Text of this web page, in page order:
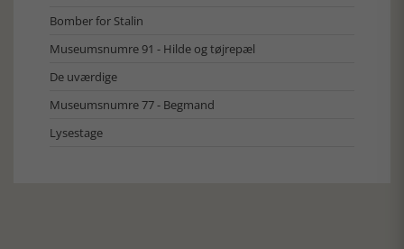
Bomber for Stalin
Museumsnumre 91 - Hilde og tøjrepæl
De uværdige
Museumsnumre 77 - Begmand
Lysestage